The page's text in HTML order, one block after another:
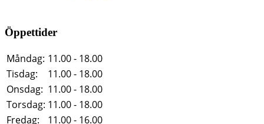
Öppettider
Måndag: 11.00 - 18.00
Tisdag:
11.00 - 18.00
Onsdag: 11.00 - 18.00
Torsdag: 11.00 - 18.00
Fredag:
11.00 - 16.00